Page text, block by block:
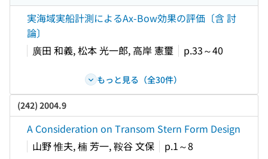
実海域実船計測によるAx-Bow効果の評価〔含 討
論〕
廣田 和義, 松本 光一郎, 高岸 憲璽
p.33～40
もっと見る（全30件）
(242) 2004.9
A Consideration on Transom Stern Form Design
山野 惟夫, 楠 芳一, 鞍谷 文保
p.1～8